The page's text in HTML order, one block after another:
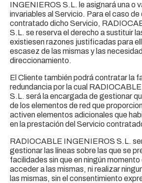
INGENIEROS S.L. le asignará una o
invariables al Servicio. Para el caso de
contratado dicho Servicio,
S.L. se reserva el derecho a sustituir
existiesen razones justificadas para
escasez de las mismas y las
direccionamiento.
El Cliente también podrá contratar la
redundancia por la cual
S.L. será la encargada de gestionar
de los elementos de red que
activen elementos adicionales que
en la prestación del Servicio
RADIOCABLE INGENIEROS S.L.
gestionar las líneas sobre las que se
facilidades sin que en ningún
acceder a las mismas, ni realizar
las mismas, sin el consentimiento